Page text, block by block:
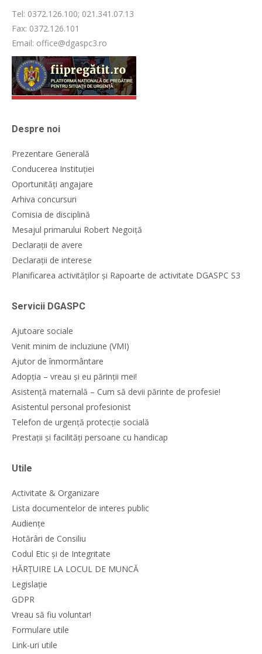
Tel: 0372.126.100; 021.341.07.13
Fax: 0372.126.101
Email: office@dgaspc3.ro
Despre noi
Prezentare Generală
Conducerea Instituției
Oportunități angajare
Arhiva concursuri
Comisia de disciplină
Mesajul primarului Robert Negoiță
Declarații de avere
Declarații de interese
Planificarea activităților și Rapoarte de activitate DGASPC S3
Servicii DGASPC
Ajutoare sociale
Venit minim de incluziune (VMI)
Ajutor de înmormântare
Adopția – vreau și eu părinții mei!
Asistență maternală – Cum să devii părinte de profesie!
Asistentul personal profesionist
Telefon de urgență protecție socială
Prestații și facilități persoane cu handicap
Utile
Activitate & Organizare
Lista documentelor de interes public
Audiențe
Hotărâri de Consiliu
Codul Etic și de Integritate
HĂRȚUIRE LA LOCUL DE MUNCĂ
Legislație
GDPR
Vreau să fiu voluntar!
Formulare utile
Link-uri utile